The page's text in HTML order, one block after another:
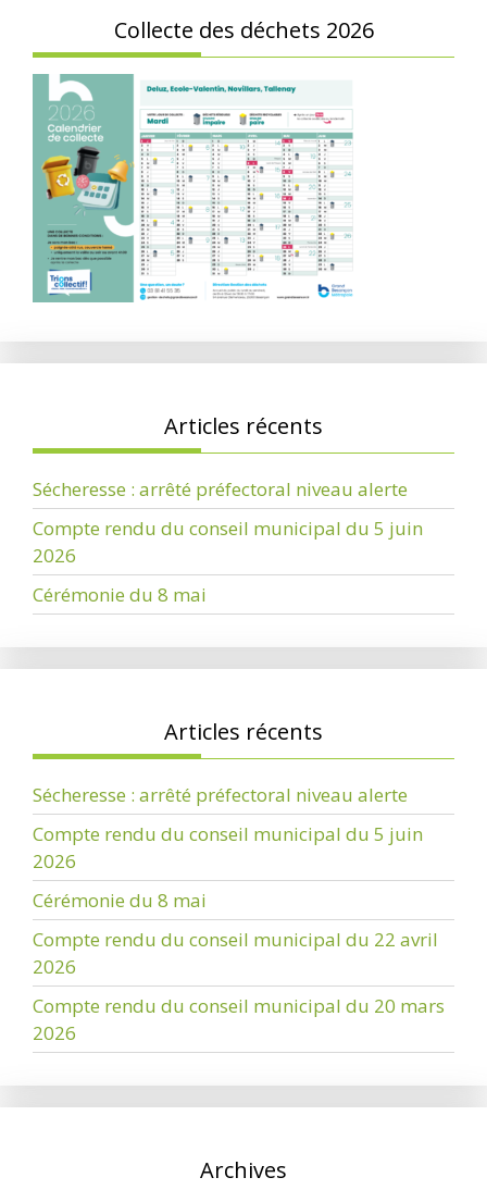
Collecte des déchets 2026
Articles récents
Sécheresse : arrêté préfectoral niveau alerte
Compte rendu du conseil municipal du 5 juin
2026
Cérémonie du 8 mai
Articles récents
Sécheresse : arrêté préfectoral niveau alerte
Compte rendu du conseil municipal du 5 juin
2026
Cérémonie du 8 mai
Compte rendu du conseil municipal du 22 avril
2026
Compte rendu du conseil municipal du 20 mars
2026
Archives